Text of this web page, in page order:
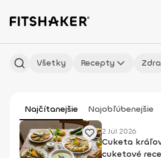
Všetky Recepty
Najčítanejšie Najobľúbenejšie
2 Júl 2026
Cuketa
cuketové